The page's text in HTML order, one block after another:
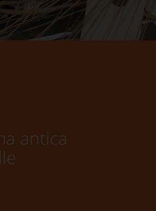
antica